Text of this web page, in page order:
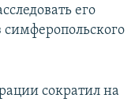
его
симферопольского
сократил на